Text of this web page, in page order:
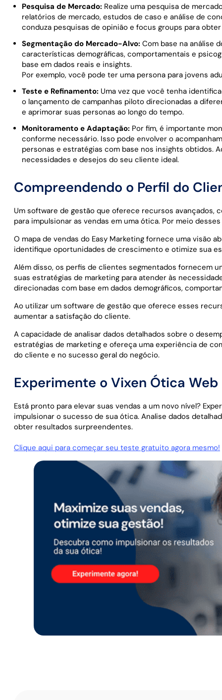
Pesquisa de Mercado: Realize uma pesquisa de
relatórios de mercado, estudos de caso e análise de
conduza pesquisas de opinião e focus groups para
Segmentação do Mercado-Alvo: Com base na análise
características demográficas, comportamentais e
base em dados reais e insights.
Por exemplo, você pode ter uma persona para jovens
Teste e Refinamento: Uma vez que você tenha
o lançamento de campanhas piloto direcionadas a
e aprimorar suas personas ao longo do tempo.
Monitoramento e Adaptação: Por fim, é importante
conforme necessário. Isso pode envolver o
personas e estratégias com base nos insights obtidos.
necessidades e desejos do seu cliente ideal.
Compreendendo o Perfil do
Um software de gestão que oferece recursos avançados,
para impulsionar as vendas em uma ótica. Por meio
O mapa de vendas do Easy Marketing fornece uma visão
identifique oportunidades de crescimento e otimize sua
Além disso, os perfis de clientes segmentados fornecem
suas estratégias de marketing para atender às
direcionadas com base em dados demográficos,
Ao utilizar um software de gestão que oferece esses
aumentar a satisfação do cliente.
A capacidade de analisar dados detalhados sobre o
estratégias de marketing e ofereça uma experiência de
do cliente e no sucesso geral do negócio.
Experimente o Vixen Ótica
Está pronto para elevar suas vendas a um novo nível?
impulsionar o sucesso de sua ótica. Analise dados
obter resultados surpreendentes.
Clique aqui para começar seu teste gratuito agora mesmo!